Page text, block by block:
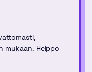
mukaan. Helppo